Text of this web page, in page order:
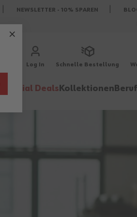
NEWSLETTER - 10% SPAREN
Log In Schnelle Bestellung
Special Deals Kollektionen